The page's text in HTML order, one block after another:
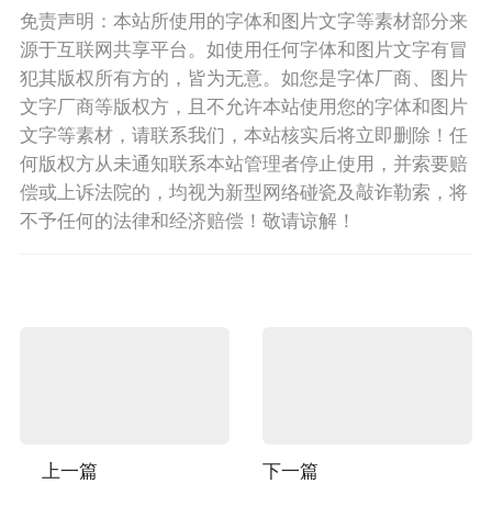
免责声明：本站所使用的字体和图片文字等素材部分来
源于互联网共享平台。如使用任何字体和图片文字有冒
犯其版权所有方的，皆为无意。如您是字体厂商、图片
文字厂商等版权方，且不允许本站使用您的字体和图片
文字等素材，请联系我们，本站核实后将立即删除！任
何版权方从未通知联系本站管理者停止使用，并索要赔
偿或上诉法院的，均视为新型网络碰瓷及敲诈勒索，将
不予任何的法律和经济赔偿！敬请谅解！
上一篇 下一篇